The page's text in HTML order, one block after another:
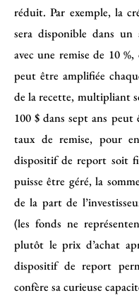
réduit. Par exemple, la
sera disponible dans un
avec une remise de 10
peut être amplifiée
de la recette, multipliant
100 $ dans sept ans peut
taux de remise, pour
dispositif de report soit
puisse être géré, la
de la part de
(les fonds ne
plutôt le prix d’achat
dispositif de report
confère sa curieuse